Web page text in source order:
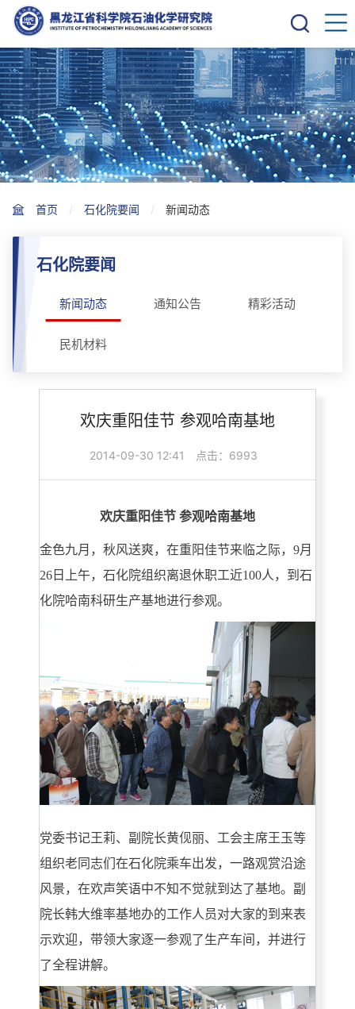
首页 石化院要闻 新闻动态
石化院要闻
新闻动态 通知公告 精彩活动
民机材料
欢庆重阳佳节 参观哈南基地
2014-09-30 12:41 点击：6993
欢庆重阳佳节 参观哈南基地
金色九月，秋风送爽，在重阳佳节来临之际，9月
26日上午，石化院组织离退休职工近100人，到石
化院哈南科研生产基地进行参观。
党委书记王莉、副院长黄伣丽、工会主席王玉等
组织老同志们在石化院乘车出发，一路观赏沿途
风景，在欢声笑语中不知不觉就到达了基地。副
院长韩大维率基地办的工作人员对大家的到来表
示欢迎，带领大家逐一参观了生产车间，并进行
了全程讲解。